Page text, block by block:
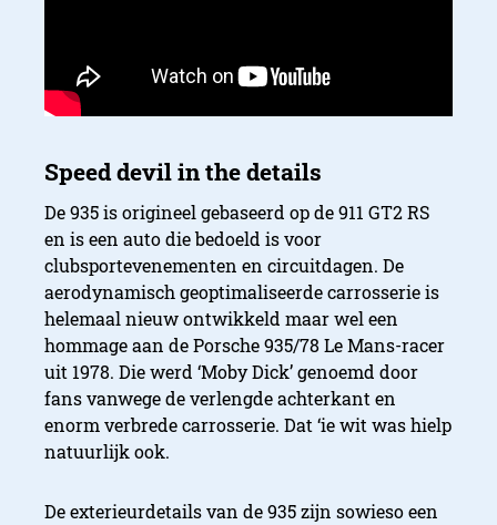
De 935 is origineel gebaseerd op de 911 GT2 RS
en is een auto die bedoeld is voor
clubsportevenementen en circuitdagen. De
aerodynamisch geoptimaliseerde carrosserie is
helemaal nieuw ontwikkeld maar wel een
hommage aan de Porsche 935/78 Le Mans-racer
uit 1978. Die werd ‘Moby Dick’ genoemd door
fans vanwege de verlengde achterkant en
enorm verbrede carrosserie. Dat ‘ie wit was hielp
natuurlijk ook.
De exterieurdetails van de 935 zijn sowieso een